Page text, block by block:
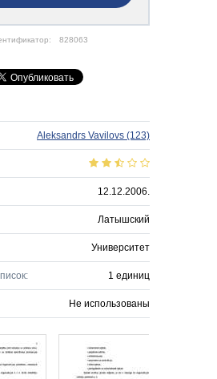
828063
Aleksandrs Vavilovs (123)
12.12.2006.
Латышский
Университет
1 единиц
Не использованы